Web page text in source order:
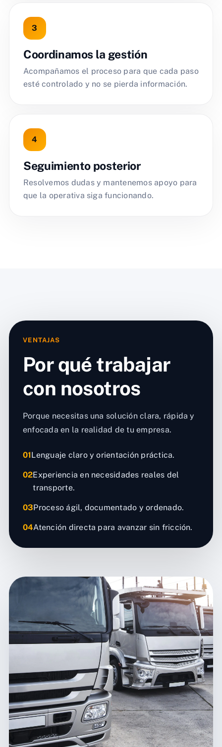
Coordinamos la gestión
Acompañamos el proceso para que cada paso
esté controlado y no se pierda información.
Seguimiento posterior
Resolvemos dudas y mantenemos apoyo para
que la operativa siga funcionando.
VENTAJAS
Por qué trabajar
con nosotros
Porque necesitas una solución clara, rápida y
enfocada en la realidad de tu empresa.
01Lenguaje claro y orientación práctica.
02Experiencia en necesidades reales del
transporte.
03Proceso ágil, documentado y ordenado.
04Atención directa para avanzar sin fricción.